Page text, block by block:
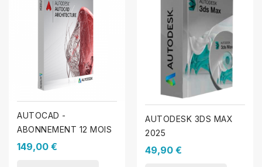
AUTOCAD -
ABONNEMENT 12 MOIS
149,00 €
AUTODESK 3DS MAX
2025
49,90 €